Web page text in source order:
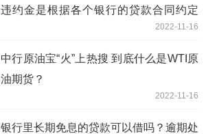
违约金是根据各个银行的贷款合同约定
2022-11-16
中行原油宝“火”上热搜 到底什么是WTI原
油期货？
2022-11-16
银行里长期免息的贷款可以借吗？逾期处